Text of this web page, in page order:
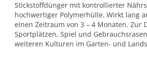
Stickstoffdünger mit kontrollierter
hochwertiger Polymerhülle. Wirkt lang
einen Zeitraum von 3 – 4 Monaten. Zur
Sportplätzen, Spiel und
weiteren Kulturen im Garten- und